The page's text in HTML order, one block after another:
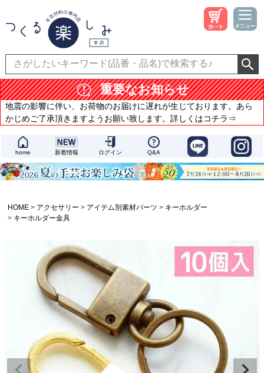
重要なお知らせ
地震の影響に伴い、お荷物のお届けに遅れが生じております。あら
かじめご了承頂きますようお願い致します。詳しくはコチラ⇒
home 新着情報 ログイン Q&A
HOME アクセサリー アイテム別素材パーツ
キーホルダー
キーホルダー金具